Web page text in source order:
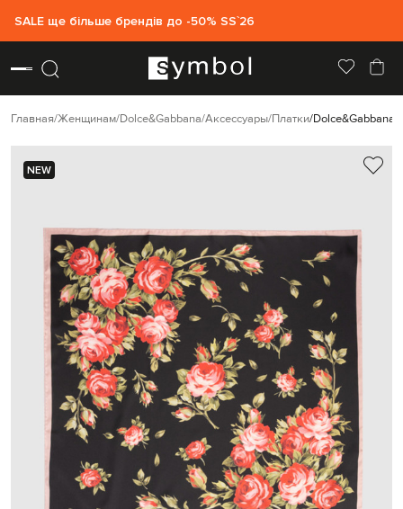
SALE ще більше брендів до -50% SS`26
Главная Женщинам Dolce&Gabbana Аксессуары Платки Dolce&Gabbana
NEW